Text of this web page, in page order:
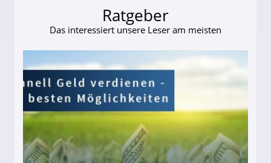
Ratgeber
Das interessiert unsere Leser am meisten